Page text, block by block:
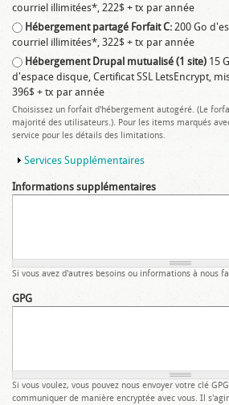
courriel illimitées*, 222$ + tx par année
Hébergement partagé Forfait C: 200 Go
courriel illimitées*, 322$ + tx par année
Hébergement Drupal mutualisé (1 site) 15
d'espace disque, Certificat SSL LetsEncrypt,
396$ + tx par année
Choisissez un forfait d'hébergement autogéré. (Le
majorité des utilisateurs.). Pour les items marqués
service pour les détails des limitations.
Afficher
Services Supplémentaires
Informations supplémentaires
Si vous avez d'autres besoins ou informations à nous
GPG
Si vous voulez, vous pouvez nous envoyer votre clé
communiquer de manière encryptée avec vous. Il